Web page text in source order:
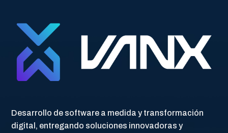
Desarrollo de software a medida y transformación
digital, entregando soluciones innovadoras y